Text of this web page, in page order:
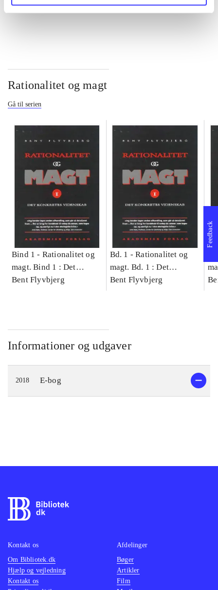
Rationalitet og magt
Gå til serien
Bind 1 - Rationalitet og
magt. Bind 1 : Det
konkretes videnskab
Bent Flyvbjerg
Bd. 1 -Rationalitet og
magt. Bd. 1 : Det
konkretes videnskab
Bent Flyvbjerg
Informationer og udgaver
2018 E-bog
Feedback
Kontakt os
Om Bibliotek.dk
Hjælp og vejledning
Kontakt os
Afdelinger
Bøger
Artikler
Film